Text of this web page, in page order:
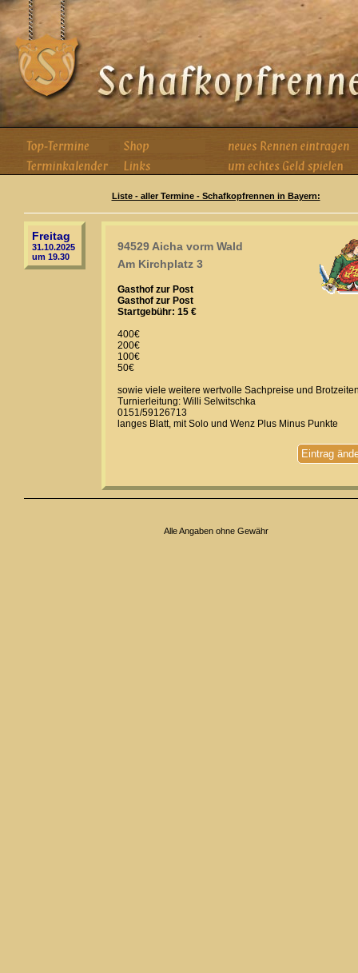
Liste - aller Termine - Schafkopfrennen in Bayern:
Freitag
31.10.2025
um 19.30
94529 Aicha vorm Wald
Am Kirchplatz 3
Gasthof zur Post
Gasthof zur Post
Startgebühr: 15 €
400€
200€
100€
50€
sowie viele weitere wertvolle Sachpreise und
Turnierleitung: Willi Selwitschka
0151/59126713
langes Blatt, mit Solo und Wenz Plus Minus Punkte
Eintrag
Alle Angaben ohne Gewähr